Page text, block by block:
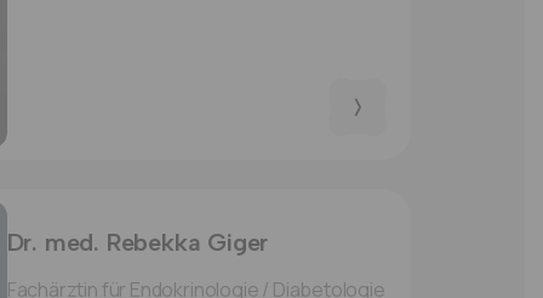
Dr. med. Rebekka Giger